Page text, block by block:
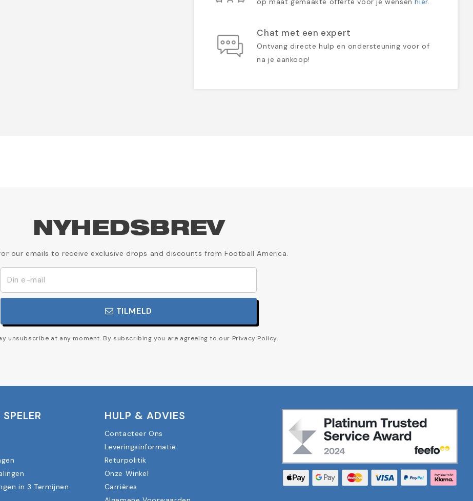
Chat met een expert
Ontvang directe hulp en ondersteuning voor of
na je aankoop!
NYHEDSBREV
our emails to receive exclusive drops and discounts from Football America.
TILMELD
unsubscribe at any moment. By subscribing you are agreeing to our Privacy Policy.
in 3 Termijnen
HULP & ADVIES
Contacteer Ons
Leveringsinformatie
Returpolitik
Onze Winkel
Carrières